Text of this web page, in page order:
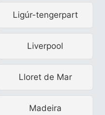
Ligúr-tengerpart
Liverpool
Lloret de Mar
Madeira